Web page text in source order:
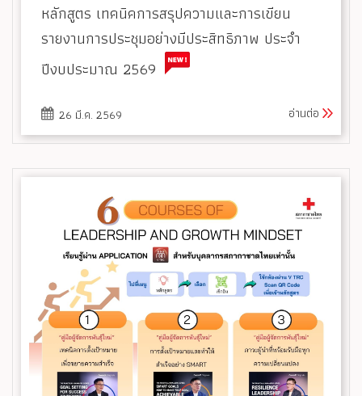
หลักสูตร เทคนิคการสรุปความและการเขียน
รายงานการประชุมอย่างมีประสิทธิภาพ ประจำ
ปีงบประมาณ 2569
26 มี.ค. 2569 อ่านต่อ